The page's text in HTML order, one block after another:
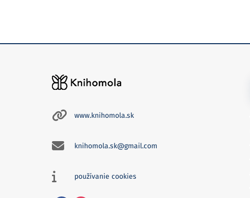
www.knihomola.sk
knihomola.sk@gmail.com
používanie cookies